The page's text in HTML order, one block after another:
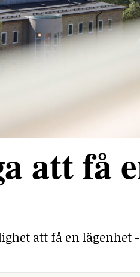
att få
att få en lägenhet